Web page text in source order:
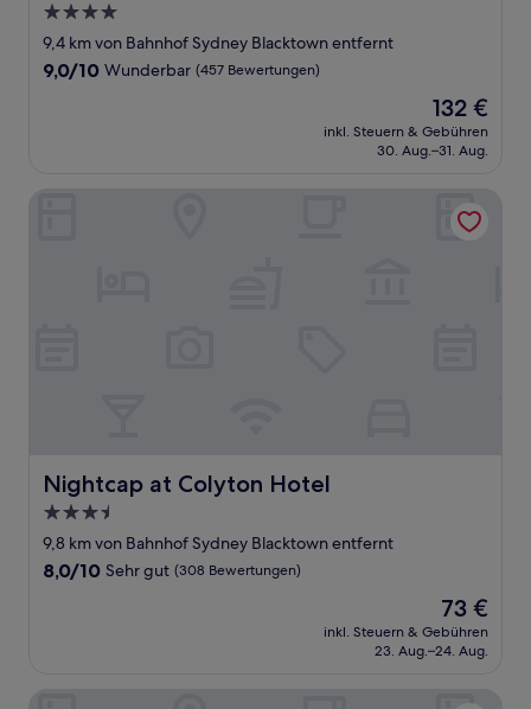
4.0-
Sterne-
Unterkunft
9,4 km von Bahnhof Sydney Blacktown entfernt
9.0
9,0/10 Wunderbar (457 Bewertungen)
Der
Preis
beträgt
132 €
inkl. Steuern & Gebühren
30. Aug.–31. Aug.
Nightcap at Colyton Hotel
Nightcap at Colyton Hotel
3.5-
Sterne-
Unterkunft
9,8 km von Bahnhof Sydney Blacktown entfernt
8.0
Bewertungen)
8,0/10 Sehr gut (308 Bewertungen)
Der
Preis
beträgt
73 €
inkl. Steuern & Gebühren
23. Aug.–24. Aug.